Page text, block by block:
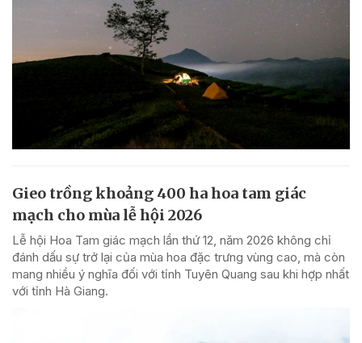
Gieo trồng khoảng 400 ha hoa tam giác
mạch cho mùa lễ hội 2026
Lễ hội Hoa Tam giác mạch lần thứ 12, năm 2026 không chỉ
đánh dấu sự trở lại của mùa hoa đặc trưng vùng cao, mà còn
mang nhiều ý nghĩa đối với tỉnh Tuyên Quang sau khi hợp nhất
với tỉnh Hà Giang.